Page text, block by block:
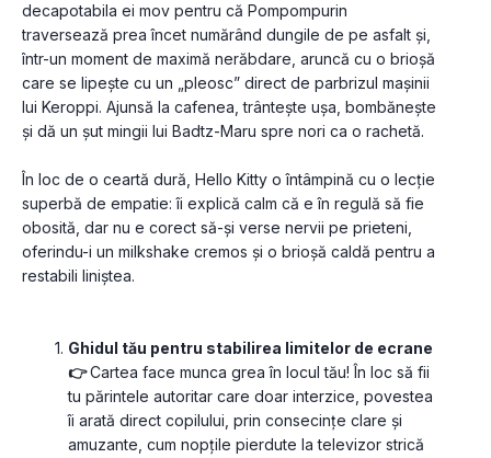
decapotabila ei mov pentru că Pompompurin
traversează prea încet numărând dungile de pe asfalt și,
într-un moment de maximă nerăbdare, aruncă cu o brioșă
care se lipește cu un „pleosc” direct de parbrizul mașinii
lui Keroppi. Ajunsă la cafenea, trântește ușa, bombănește
și dă un șut mingii lui Badtz-Maru spre nori ca o rachetă.
În loc de o ceartă dură, Hello Kitty o întâmpină cu o lecție
superbă de empatie: îi explică calm că e în regulă să fie
obosită, dar nu e corect să-și verse nervii pe prieteni,
oferindu-i un milkshake cremos și o brioșă caldă pentru a
restabili liniștea.
Ghidul tău pentru stabilirea limitelor de ecrane
👉 Cartea face munca grea în locul tău! În loc să fii
tu părintele autoritar care doar interzice, povestea
îi arată direct copilului, prin consecințe clare și
amuzante, cum nopțile pierdute la televizor strică